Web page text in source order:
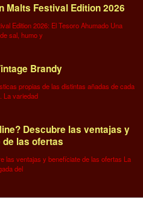
Malts Festival Edition 2026
Edition 2026: El Tesoro Ahumado Una
sal, humo y
Brandy
propias de las distintas añadas de cada
La variedad
Descubre las ventajas y
las ofertas
las ventajas y benefíciate de las ofertas La
del